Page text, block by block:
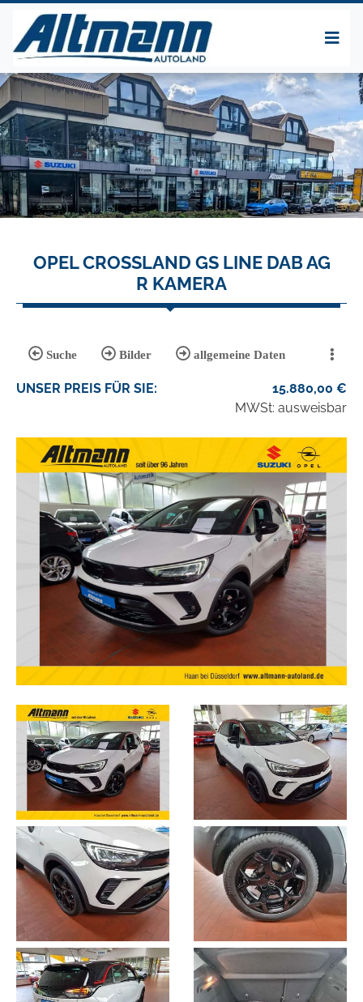
OPEL CROSSLAND GS LINE DAB AG
R KAMERA
Suche Bilder allgemeine Daten
UNSER PREIS FÜR SIE: 15.880,00 €
MWSt: ausweisbar